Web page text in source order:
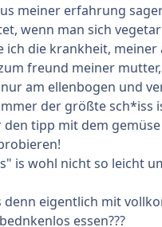
meiner erfahrung
wenn man sich
ich die krankheit,
freund meiner
am ellenbogen und
der größte sch*iss
tipp mit dem
is wohl nicht so leicht
denn eigentlich mit
essen???